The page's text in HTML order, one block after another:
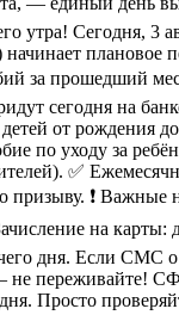
утра! Сегодня, 3
плановое
за прошедший
сегодня на
от рождения
по уходу за
✅
призыву. ❗ Важные
на карты:
дня. Если СМС
переживайте!
Просто